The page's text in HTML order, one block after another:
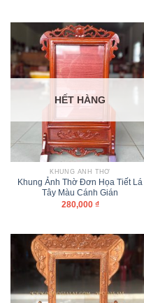
HẾT HÀNG
KHUNG ẢNH THỜ
Khung Ảnh Thờ Đơn Họa Tiết Lá
Tây Màu Cánh Gián
280,000 ₫